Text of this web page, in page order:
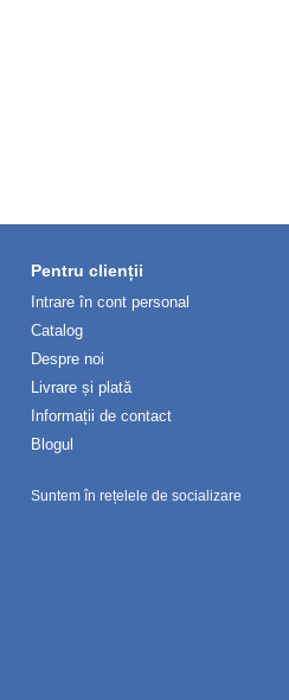
Pentru clienții
Intrare în cont personal
Catalog
Despre noi
Livrare și plată
Informații de contact
Blogul
Suntem în rețelele de socializare